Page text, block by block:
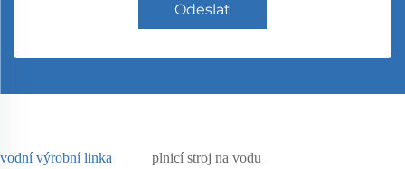
Odeslat
vodní výrobní linka plnicí stroj na vodu